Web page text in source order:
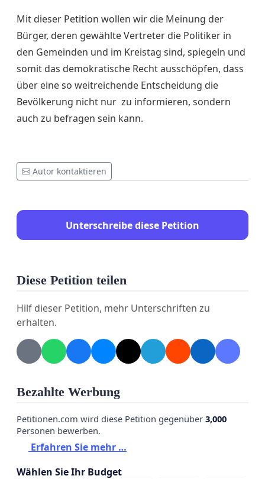
Mit dieser Petition wollen wir die Meinung der
Bürger, deren gewählte Vertreter die Politiker in
den Gemeinden und im Kreistag sind, spiegeln und
somit das demokratische Recht ausschöpfen, dass
über eine so weitreichende Entscheidung die
Bevölkerung nicht nur zu informieren, sondern
auch zu befragen sein kann.
Autor kontaktieren
Unterschreibe diese Petition
Diese Petition teilen
Hilf dieser Petition, mehr Unterschriften zu
erhalten.
Bezahlte Werbung
Petitionen.com wird diese Petition gegenüber 3,000
Personen bewerben.
Erfahren Sie mehr …
Wählen Sie Ihr Budget